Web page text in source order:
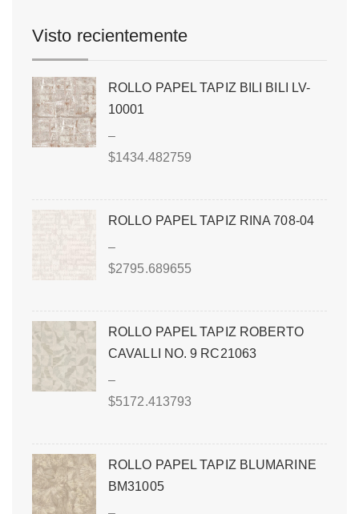
Visto recientemente
ROLLO PAPEL TAPIZ BILI BILI LV-
10001
–
$1434.482759
ROLLO PAPEL TAPIZ RINA 708-04
–
$2795.689655
ROLLO PAPEL TAPIZ ROBERTO
CAVALLI NO. 9 RC21063
–
$5172.413793
ROLLO PAPEL TAPIZ BLUMARINE
BM31005